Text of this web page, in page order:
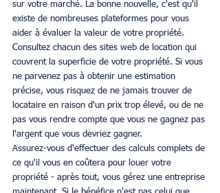
sur votre marché. La bonne nouvelle, c'est qu'il
existe de nombreuses plateformes pour vous
aider à évaluer la valeur de votre propriété.
Consultez chacun des sites web de location qui
couvrent la superficie de votre propriété. Si vous
ne parvenez pas à obtenir une estimation
précise, vous risquez de ne jamais trouver de
locataire en raison d'un prix trop élevé, ou de ne
pas vous rendre compte que vous ne gagnez pas
l'argent que vous devriez gagner.
Assurez-vous d'effectuer des calculs complets de
ce qu'il vous en coûtera pour louer votre
propriété - après tout, vous gérez une entreprise